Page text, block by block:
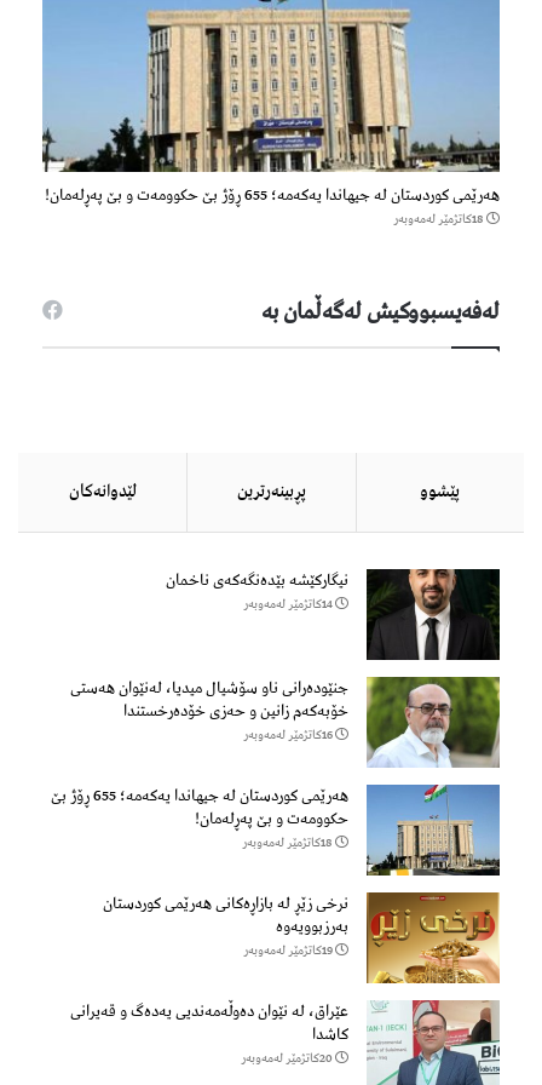
هەرێمی کوردستان لە جیهاندا یەکەمە؛ 655 ڕۆژ بێ حکوومەت و بێ پەڕلەمان!
18كاتژمێر لەمەوبەر
لەفەیسبووكیش لەگەڵمان بە
پێشوو پڕبینەرترین لێدوانەكان
نیگارکێشە بێدەنگەکەی ناخمان
14كاتژمێر لەمەوبەر
جنێودەرانی ناو سۆشیال میدیا، لەنێوان هەستی
خۆبەکەم زانین و حەزی خۆدەرخستندا
16كاتژمێر لەمەوبەر
هەرێمی کوردستان لە جیهاندا یەکەمە؛ 655 ڕۆژ بێ
حکوومەت و بێ پەڕلەمان!
18كاتژمێر لەمەوبەر
نرخی زێڕ لە بازاڕەکانی هەرێمی کوردستان
بەرزبوویەوە
19كاتژمێر لەمەوبەر
عێراق، لە نێوان دەوڵەمەندیی یەدەگ و قەیرانی
کاشدا
20كاتژمێر لەمەوبەر